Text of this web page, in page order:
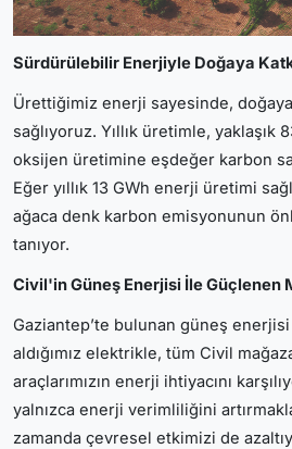
Sürdürülebilir Enerjiyle Doğaya
Ürettiğimiz enerji sayesinde,
sağlıyoruz. Yıllık üretimle, yaklaşık
oksijen üretimine eşdeğer karbon
Eğer yıllık 13 GWh enerji üretimi
ağaca denk karbon emisyonunun
tanıyor.
Civil'in Güneş Enerjisi İle Güçlenen
Gaziantep’te bulunan güneş
aldığımız elektrikle, tüm Civil
araçlarımızın enerji ihtiyacını
yalnızca enerji verimliliğini
zamanda çevresel etkimizi de